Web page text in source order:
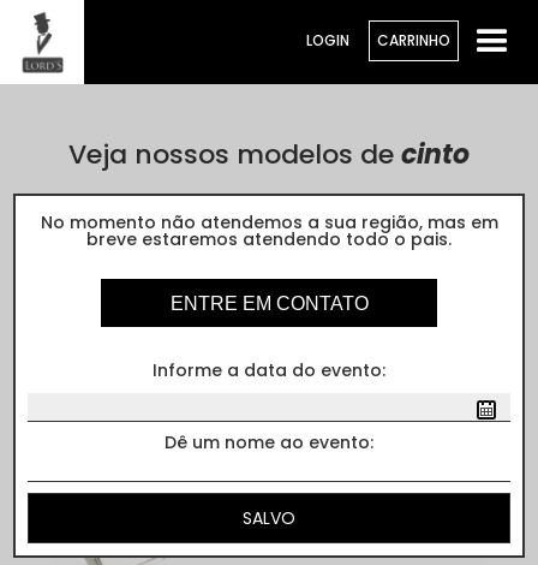
LOGIN CARRINHO
No momento não atendemos a sua região, mas em
breve estaremos atendendo todo o pais.
ENTRE EM CONTATO
Informe a data do evento:
Dê um nome ao evento:
Veja nossos modelos decinto
Cores